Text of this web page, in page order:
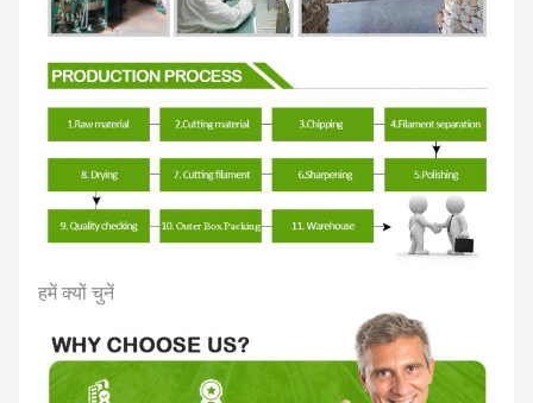
हमें क्यों चुनें